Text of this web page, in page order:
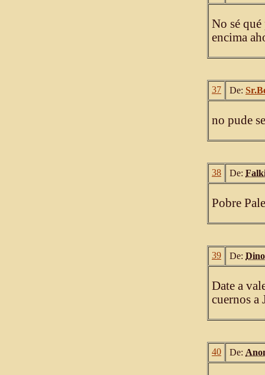
No sé
encima
37 De:
no pude
38 De:
Pobre
39 De:
Date a
cuernos a
40 De: